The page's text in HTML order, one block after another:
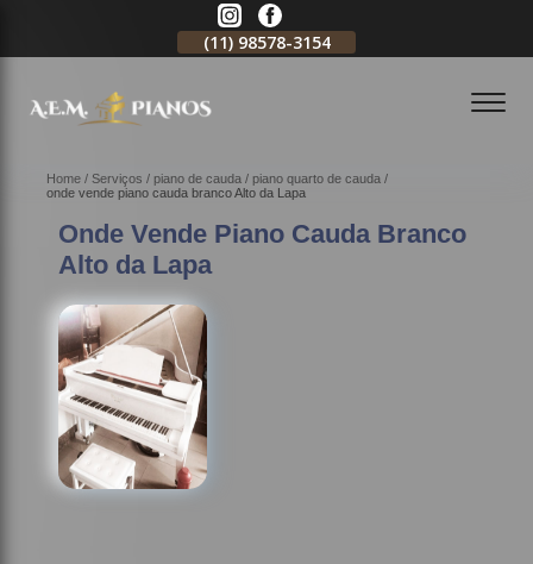
(11) 98578-3154
Home Serviços piano de cauda
piano quarto de cauda
onde vende piano cauda branco Alto da Lapa
Onde Vende Piano Cauda Branco
Alto da Lapa